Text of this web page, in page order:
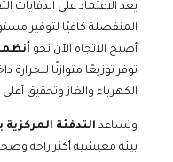
يعد الاعتماد على الدفايات
المنفصلة كافيًا لتوفير
أصبح الاتجاه الآن نحو
توفر توزيعًا متوازنًا
الكهرباء والغاز وتحقيق
وتساعد التدفئة
بيئة معيشية أكثر راحة